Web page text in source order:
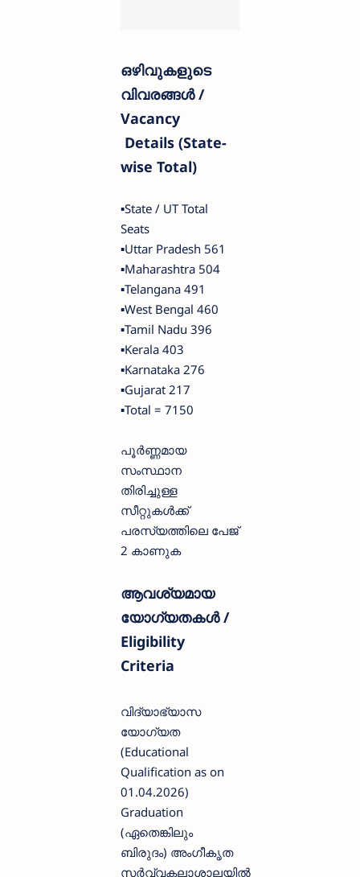
ഒഴിവുകളുടെ
വിവരങ്ങൾ /
Vacancy
Details (State-
wise Total)
▪️State / UT Total
Seats
▪️Uttar Pradesh 561
▪️Maharashtra 504
▪️Telangana 491
▪️West Bengal 460
▪️Tamil Nadu 396
▪️Kerala 403
▪️Karnataka 276
▪️Gujarat 217
▪️Total = 7150
പൂർണ്ണമായ
സംസ്ഥാന
തിരിച്ചുള്ള
സീറ്റുകൾക്ക്
പരസ്യത്തിലെ പേജ്
2 കാണുക
ആവശ്യമായ
യോഗ്യതകൾ /
Eligibility
Criteria
വിദ്യാഭ്യാസ
യോഗ്യത
(Educational
Qualification as on
01.04.2026)
Graduation
(ഏതെങ്കിലും
ബിരുദം) അംഗീകൃത
സർവ്വകലാശാലയിൽ